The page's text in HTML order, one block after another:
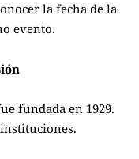
la fecha de la
evento.
fundada en 1929.